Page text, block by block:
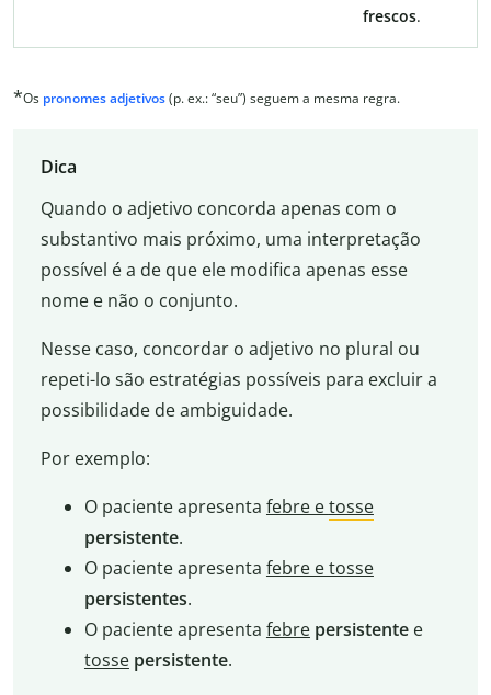
frescos.
*Os pronomes adjetivos(p. ex.: “seu”) seguem a mesma regra.
Dica
Quando o adjetivo concorda apenas com o
substantivo mais próximo, uma interpretação
possível é a de que ele modifica apenas esse
nome e não o conjunto.
Nesse caso, concordar o adjetivo no plural ou
repeti-lo são estratégias possíveis para excluir a
possibilidade de ambiguidade.
Por exemplo:
O paciente apresenta febre etosse
persistente.
O paciente apresenta febre e tosse
persistentes.
O paciente apresenta febre persistentee
tosse persistente.